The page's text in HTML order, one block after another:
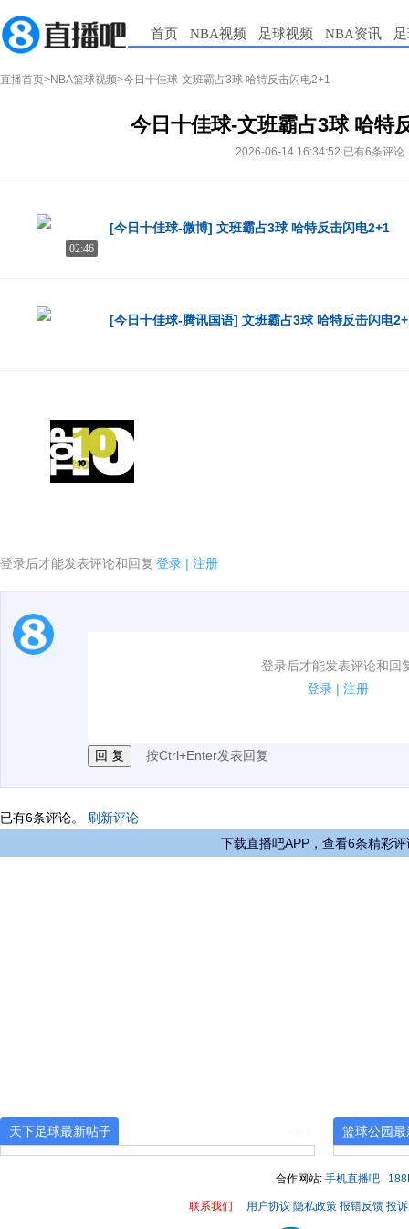
首页 NBA视频 足球视频 NBA资讯
直播首页>NBA篮球视频>今日十佳球-文班霸占3球 哈特反击闪电2+1
今日十佳球-文班霸占3球 哈特
2026-06-14 16:34:52 已有6条评论
02:46
[今日十佳球-微博] 文班霸占3球 哈特反击闪电2+1
[今日十佳球-腾讯国语] 文班霸占3球 哈特反击闪电
登录后才能发表评论和回复 登录 | 注册
登录后才能发表评论和回
登录 | 注册
1.电脑端新用户可以发表评论了！
按Ctrl+Enter发表回复
已有6条评论。 刷新评论
下载直播吧APP，查看6条精彩评
天下足球最新帖子 篮球公园
合作网站: 手机直播吧
联系我们 用户协议 隐私政策 报错反馈 投